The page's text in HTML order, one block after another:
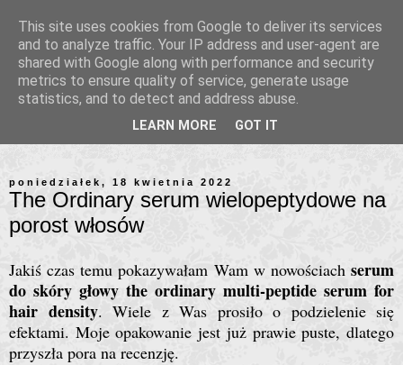
poniedziałek, 18 kwietnia 2022
The Ordinary serum wielopeptydowe na
porost włosów
Jakiś czas temu pokazywałam Wam w nowościach serum
do skóry głowy the ordinary multi-peptide serum for
hair density. Wiele z Was prosiło o podzielenie się
efektami. Moje opakowanie jest już prawie puste, dlatego
przyszła pora na recenzję.
This site uses cookies from Google to deliver its services
and to analyze traffic. Your IP address and user-agent are
shared with Google along with performance and security
metrics to ensure quality of service, generate usage
statistics, and to detect and address abuse.
LEARN MORE GOT IT